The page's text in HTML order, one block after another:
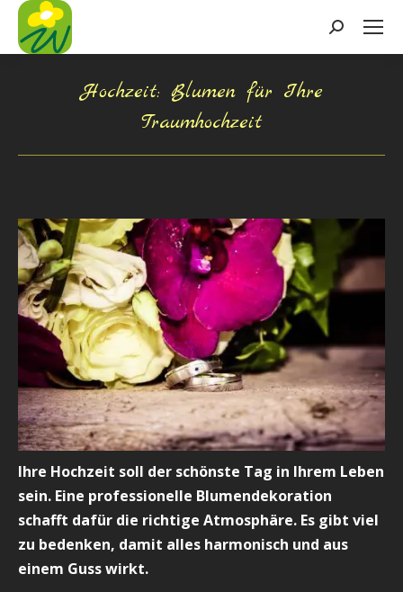
Search:
Hochzeit: Blumen für Ihre
Traumhochzeit
Ihre Hochzeit soll der schönste Tag in Ihrem Leben
sein. Eine professionelle Blumendekoration
schafft dafür die richtige Atmosphäre. Es gibt viel
zu bedenken, damit alles harmonisch und aus
einem Guss wirkt.